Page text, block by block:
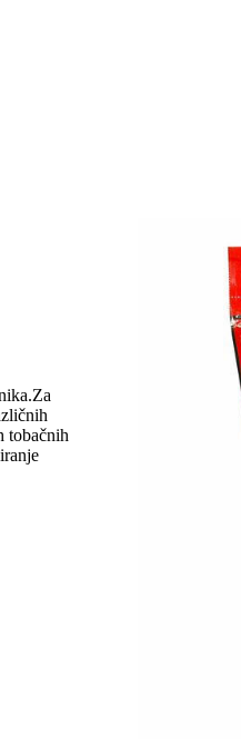
tobačnih